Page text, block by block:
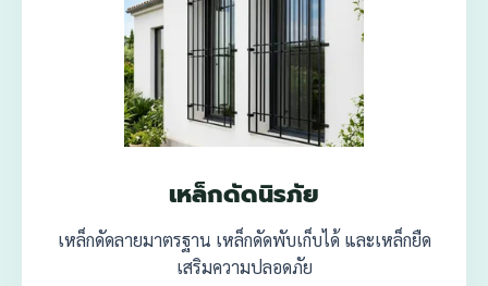
เหล็กดัดนิรภัย
เหล็กดัดลายมาตรฐาน เหล็กดัดพับเก็บได้ และเหล็กยืด
เสริมความปลอดภัย